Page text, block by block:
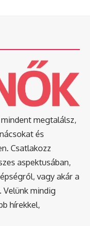
megtalálsz,
és
Csatlakozz
aspektusában,
vagy akár a
mindig
hírekkel,